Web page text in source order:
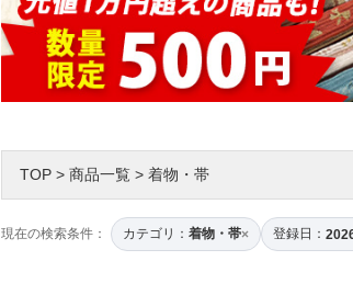
TOP > 商品一覧 > 着物・帯
現在の検索条件： カテゴリ： 着物・帯× 登録日：